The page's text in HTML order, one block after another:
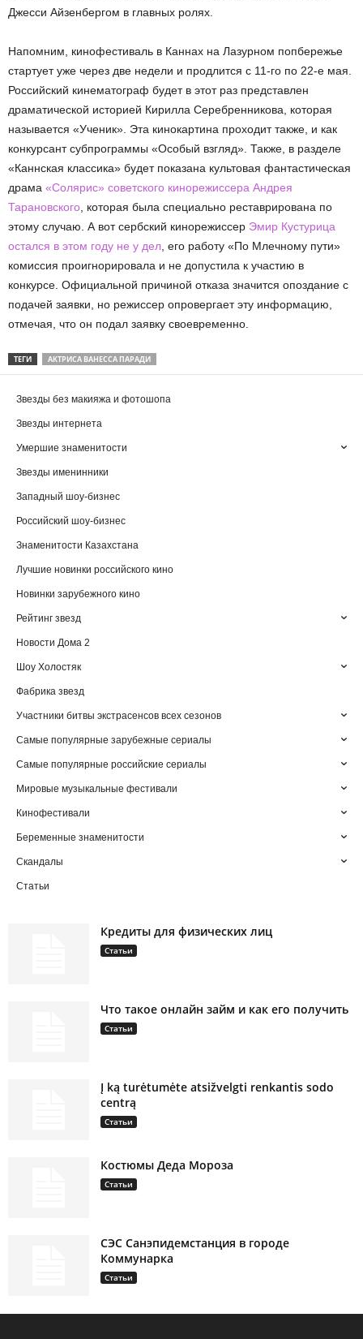
Джесси Айзенбергом в главных ролях.
Напомним, кинофестиваль в Каннах на Лазурном попбережье
стартует уже через две недели и продлится с 11-го по 22-е мая.
Российский кинематограф будет в этот раз представлен
драматической историей Кирилла Серебренникова, которая
называется «Ученик». Эта кинокартина проходит также, и как
конкурсант субпрограммы «Особый взгляд». Также, в разделе
«Каннская классика» будет показана культовая фантастическая
драма «Солярис» советского кинорежиссера Андрея
Тарановского , которая была специально реставрирована по
этому случаю. А вот сербский кинорежиссер Эмир Кустурица
остался в этом году не у дел , его работу «По Млечному пути»
комиссия проигнорировала и не допустила к участию в
конкурсе. Официальной причиной отказа значится опоздание с
подачей заявки, но режиссер опровергает эту информацию,
отмечая, что он подал заявку своевременно.
ТЕГИ АКТРИСА ВАНЕССА ПАРАДИ
Звезды без макияжа и фотошопа
Звезды интернета
Умершие знаменитости
Звезды именинники
Западный шоу-бизнес
Российский шоу-бизнес
Знаменитости Казахстана
Лучшие новинки российского кино
Новинки зарубежного кино
Рейтинг звезд
Новости Дома 2
Шоу Холостяк
Фабрика звезд
Участники битвы экстрасенсов всех сезонов
Самые популярные зарубежные сериалы
Самые популярные российские сериалы
Мировые музыкальные фестивали
Кинофестивали
Беременные знаменитости
Скандалы
Статьи
Кредиты для физических лиц
Статьи
Что такое онлайн займ и как его получить
Статьи
Į ką turėtumėte atsižvelgti renkantis sodo
centrą
Статьи
Костюмы Деда Мороза
Статьи
СЭС Санэпидемстанция в городе
Коммунарка
Статьи